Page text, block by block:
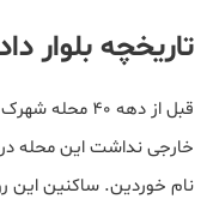
تاریخچه بلوار
قبل از دهه 40 محله شهرک غرب که
خارجی نداشت این محله